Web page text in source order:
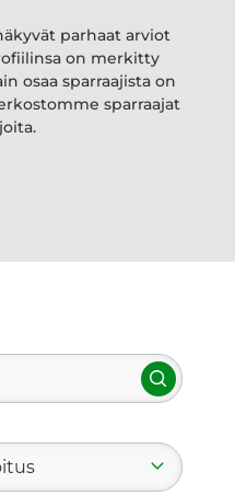
parhaat arviot
on merkitty
osaa sparraajista on
sparraajat
Hae